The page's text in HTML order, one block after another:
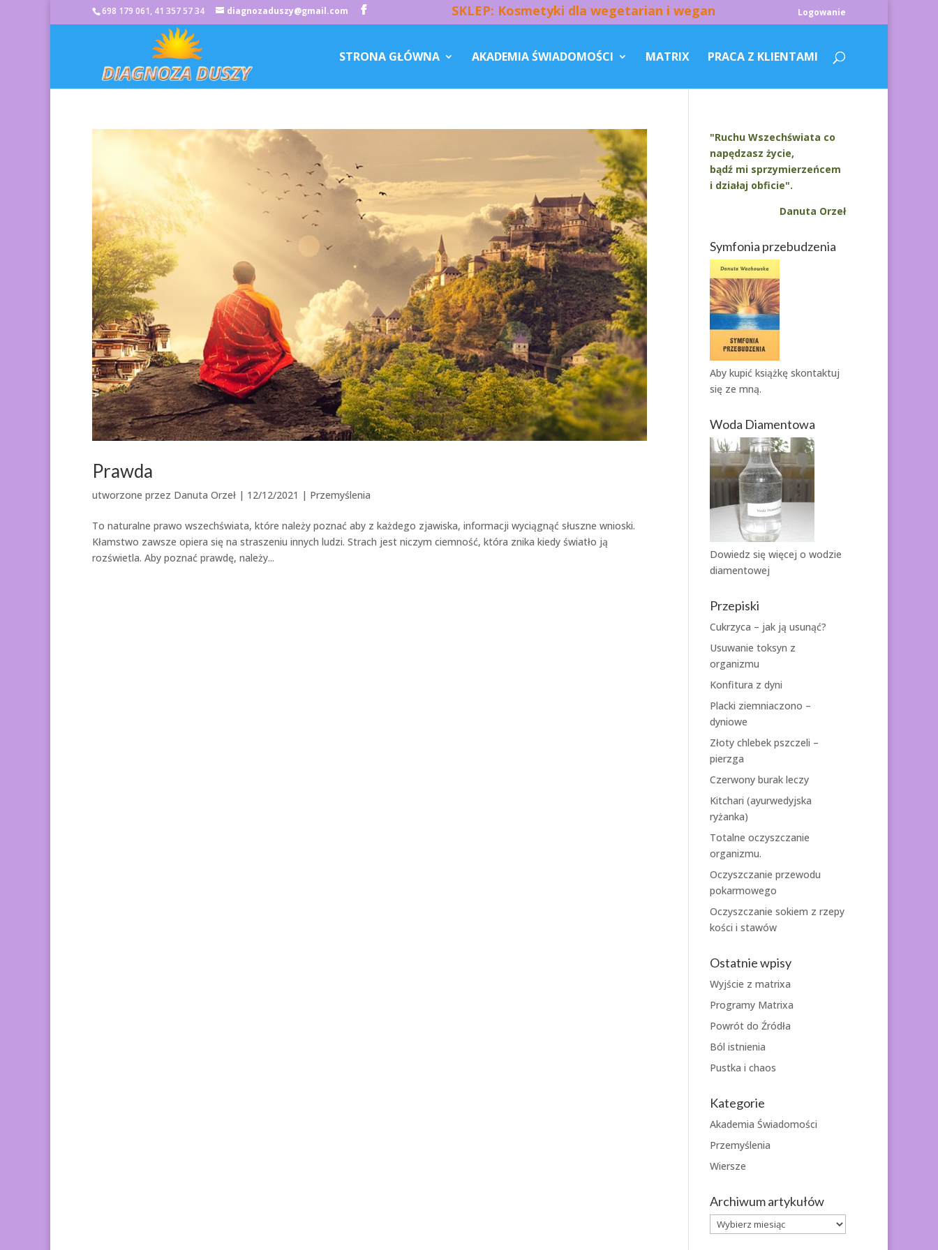
698 179 061, 41 357 57 34 diagnozaduszy@gmail.com SKLEP: Kosmetyki dla wegetarian i wegan Logowanie
STRONA GŁÓWNA AKADEMIA ŚWIADOMOŚCI MATRIX PRACA Z KLIENTAMI
Prawda
utworzone przez Danuta Orzeł | 12/12/2021 | Przemyślenia
To naturalne prawo wszechświata, które należy poznać aby z każdego zjawiska, informacji wyciągnąć słuszne wnioski.
Kłamstwo zawsze opiera się na straszeniu innych ludzi. Strach jest niczym ciemność, która znika kiedy światło ją
rozświetla. Aby poznać prawdę, należy...
"Ruchu Wszechświata co
napędzasz życie,
bądź mi sprzymierzeńcem
i działaj obficie".
Danuta Orzeł
Symfonia przebudzenia
Aby kupić książkę skontaktuj
się ze mną.
Woda Diamentowa
Dowiedz się więcej o wodzie
diamentowej
Przepiski
Cukrzyca – jak ją usunąć?
Usuwanie toksyn z
organizmu
Konfitura z dyni
Placki ziemniaczono –
dyniowe
Złoty chlebek pszczeli –
pierzga
Czerwony burak leczy
Kitchari (ayurwedyjska
ryżanka)
Totalne oczyszczanie
organizmu.
Oczyszczanie przewodu
pokarmowego
Oczyszczanie sokiem z rzepy
kości i stawów
Ostatnie wpisy
Wyjście z matrixa
Programy Matrixa
Powrót do Źródła
Ból istnienia
Pustka i chaos
Kategorie
Akademia Świadomości
Przemyślenia
Wiersze
Archiwum artykułów
Archiwum
artykułów